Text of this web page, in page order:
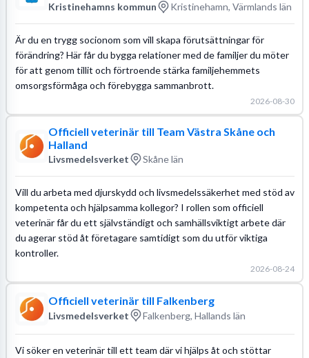
Kristinehamns kommun Kristinehamn, Värmlands län
Är du en trygg socionom som vill skapa förutsättningar för
förändring? Här får du bygga relationer med de familjer du möter
för att genom tillit och förtroende stärka familjehemmets
omsorgsförmåga och förebygga sammanbrott.
2026-08-30
Officiell veterinär till Team Västra Skåne och
Halland
Livsmedelsverket Skåne län
Vill du arbeta med djurskydd och livsmedelssäkerhet med stöd av
kompetenta och hjälpsamma kollegor? I rollen som officiell
veterinär får du ett självständigt och samhällsviktigt arbete där
du agerar stöd åt företagare samtidigt som du utför viktiga
kontroller.
2026-08-24
Officiell veterinär till Falkenberg
Livsmedelsverket Falkenberg, Hallands län
Vi söker en veterinär till ett team där vi hjälps åt och stöttar